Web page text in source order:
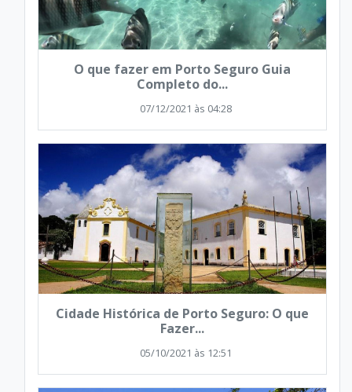
O que fazer em Porto Seguro Guia
Completo do...
07/12/2021 às 04:28
Cidade Histórica de Porto Seguro: O que
Fazer...
05/10/2021 às 12:51